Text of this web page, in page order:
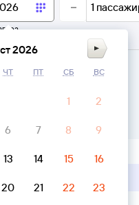
1
кабинете
2026
ЧТ ПТ СБ ВС
1 2
6 7 8 9
13 14 15 16
20 21 22 23